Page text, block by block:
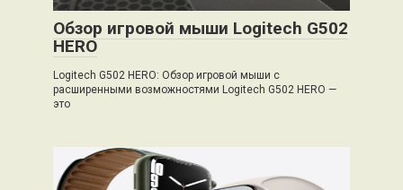
Обзор игровой мыши Logitech G502
HERO
Logitech G502 HERO: Обзор игровой мыши с
расширенными возможностями Logitech G502 HERO —
это